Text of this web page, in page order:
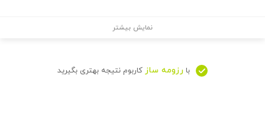
نمایش بیشتر
با رزومه ساز کاربوم نتیجه بهتری بگیرید